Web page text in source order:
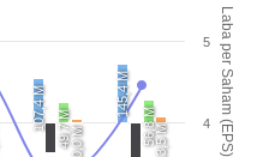
Laba per Saham (EPS)
107,4 M 145,4 M
49,7 M 56,8 M
10,0 M 13,5 M 4
5